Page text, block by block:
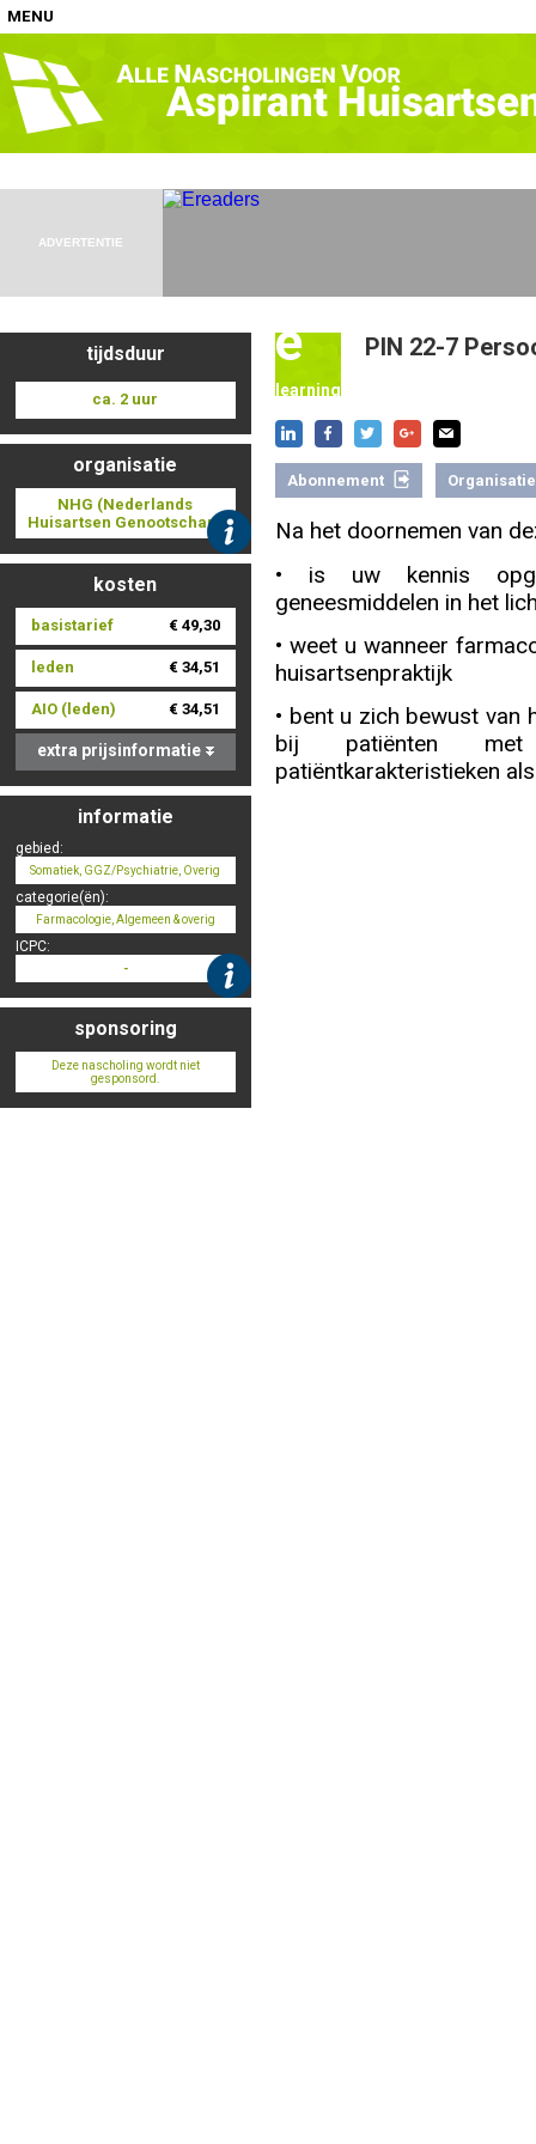
MENU
Home
Nascholingen op locatie (agenda)
Nascholingen online (elearning)
Nascholingen op aanvraag (in-company)
Nascholing aanmelden
Zoek op kaart
Registreren
Inloggen
Info
ADVERTENTIE
tijdsduur
ca. 2 uur
organisatie
NHG (Nederlands
Huisartsen Genootschap)
kosten
basistarief € 49,30
leden € 34,51
AIO (leden) € 34,51
extra prijsinformatie
informatie
gebied:
Somatiek, GGZ/Psychiatrie, Overig
categorie(ën):
Farmacologie, Algemeen & overig
ICPC:
-
sponsoring
Deze nascholing wordt niet
gesponsord.
e
learning
PIN 22-7
Abonnement Organisatie
Na het doornemen van
• is uw kennis
geneesmiddelen in het
• weet u wanneer
huisartsenpraktijk
• bent u zich bewust van
bij patiënten met
patiëntkarakteristieken